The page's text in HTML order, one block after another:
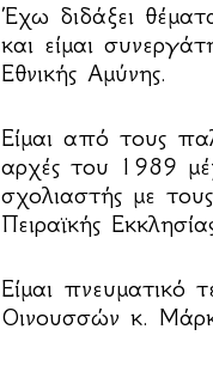
Έχω διδάξει
και είμαι
Εθνικής Αμύνης.
Είμαι από τους
αρχές του 1989
σχολιαστής με
Πειραϊκής
Είμαι
Οινουσσών κ.